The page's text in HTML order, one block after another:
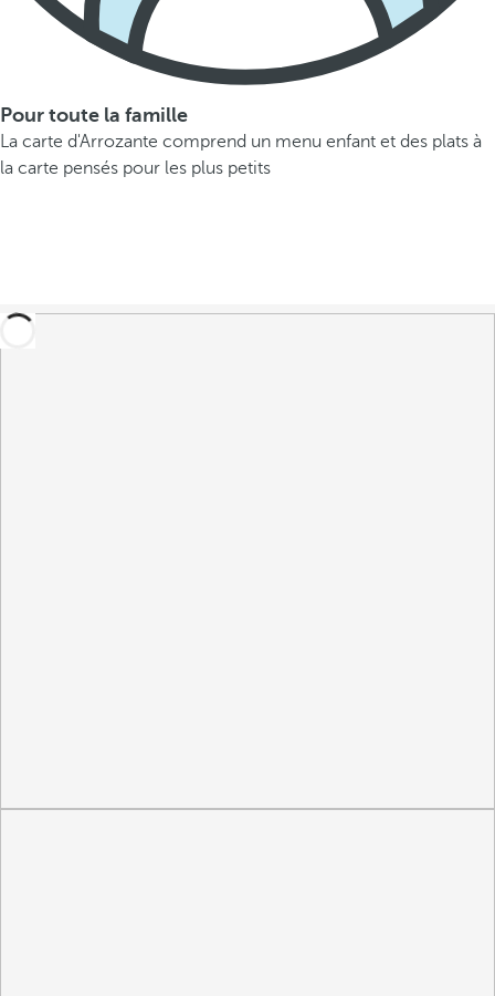
Pour toute la famille
La carte d'Arrozante comprend un menu enfant et des plats à
la carte pensés pour les plus petits